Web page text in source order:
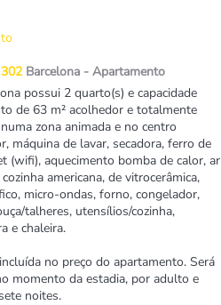
Barcelona - Apartamento
possui 2 quarto(s) e capacidade
de 63 m² acolhedor e totalmente
zona animada e no centro
máquina de lavar, secadora, ferro de
(wifi), aquecimento bomba de calor, ar
americana, de vitrocerâmica,
micro-ondas, forno, congelador,
talheres, utensílios/cozinha,
e chaleira.
no preço do apartamento. Será
momento da estadia, por adulto e
noites.